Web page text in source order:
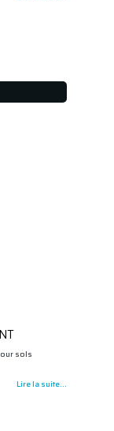
sols
Lire la suite...